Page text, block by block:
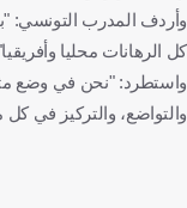
وأردف المدرب التونسي:
كل الرهانات محليا
واستطرد: "نحن في وضع
والتواضع، والتركيز في